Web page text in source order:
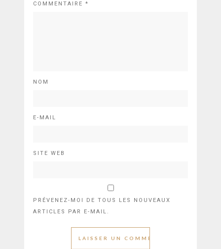
COMMENTAIRE *
NOM
E-MAIL
SITE WEB
PRÉVENEZ-MOI DE TOUS LES NOUVEAUX
ARTICLES PAR E-MAIL.